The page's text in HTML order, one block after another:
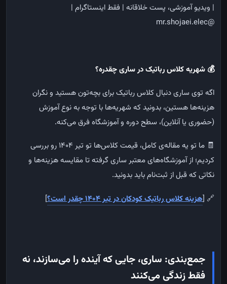
| ویدیو آموزشی، پست خلاقانه | فقط اینستاگرام |
@mr.shojaei.elec
💰 شهریه کلاس رباتیک در ساری چقدره؟
اگه توی ساری دنبال کلاس رباتیک برای بچه‌تون هستید و نگران
هزینه‌ها هستین، بدونید که شهریه‌ها با توجه به نوع آموزش
(حضوری یا آنلاین)، سطح دوره و آموزشگاه فرق می‌کنه.
🧾 ما تو یه مقاله‌ی کامل، قیمت کلاس‌ها تو تیر ۱۴۰۴ رو بررسی
کردیم؛ از آموزشگاه‌های معتبر ساری گرفته تا مقایسه هزینه‌ها و
نکاتی که قبل از ثبت‌نام باید بدونید.
🔗 [هزینه کلاس رباتیک کودکان در تیر ۱۴۰۴ چقدر است؟ ]
جمع‌بندی: ساری، جایی که آینده را می‌سازند، نه
فقط زندگی می‌کنند